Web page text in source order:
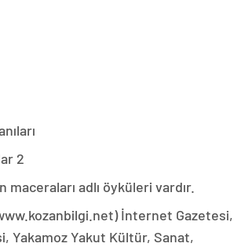
2
maceraları adlı öyküleri vardır.
İnternet Gazetesi,
Yakamoz Yakut Kültür, Sanat,